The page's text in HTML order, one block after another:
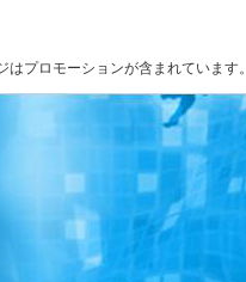
プロモーションが含まれています。